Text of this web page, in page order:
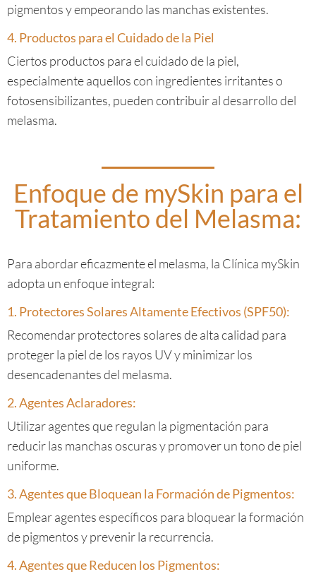
pigmentos y empeorando las manchas existentes.
4. Productos para el Cuidado de la Piel
Ciertos productos para el cuidado de la piel,
especialmente aquellos con ingredientes irritantes o
fotosensibilizantes, pueden contribuir al desarrollo del
melasma.
Enfoque de mySkin para el
Tratamiento del Melasma:
Para abordar eficazmente el melasma, la Clínica mySkin
adopta un enfoque integral:
1. Protectores Solares Altamente Efectivos (SPF50):
Recomendar protectores solares de alta calidad para
proteger la piel de los rayos UV y minimizar los
desencadenantes del melasma.
2. Agentes Aclaradores:
Utilizar agentes que regulan la pigmentación para
reducir las manchas oscuras y promover un tono de piel
uniforme.
3. Agentes que Bloquean la Formación de Pigmentos:
Emplear agentes específicos para bloquear la formación
de pigmentos y prevenir la recurrencia.
4. Agentes que Reducen los Pigmentos: